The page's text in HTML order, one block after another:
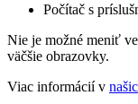
Počítač s
Nie je možné meniť
väčšie obrazovky.
Viac informácií v